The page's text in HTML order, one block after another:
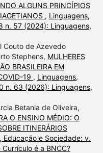
ALGUNS PRINCÍPIOS
, Linguagens,
n. 57 (2024): Linguagens,
Couto de Azevedo
Stephens, MULHERES
BRASILEIRA EM
19 , Linguagens,
n. 63 (2026): Linguagens,
Betania de Oliveira,
O ENSINO MÉDIO: O
ITINERÁRIOS
Educação e Sociedade: v.
é a BNCC?